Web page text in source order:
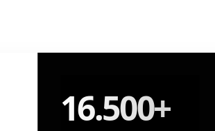
16.500+